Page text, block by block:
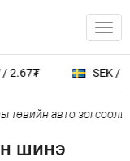
SEK /
авто зогсоолыг
шинэ